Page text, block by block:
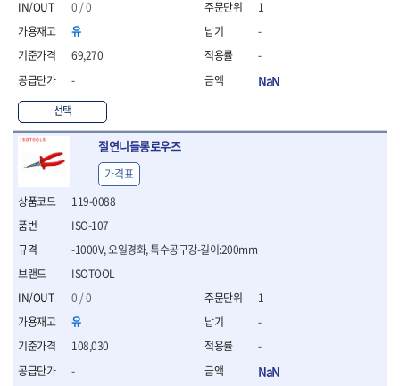
연마용품
- 조줄
- 철공용줄
- 조줄세트
- 판금줄홀더
- 줄
공구함.공구집
- 공구함
- 탑체스터
- 플라스틱이동공구함
- 공구통
- 기타공구
- 헤라
- 케이스
- 수리키트
0 / 0
유
69,270
-
선택
1
-
-
NaN
절연니들롱로우즈
119-0088
ISOTOOL
0 / 0
유
108,030
-
ISO-107
-1000V, 오일경화, 특수공구강-길이:200mm
가격표
1
-
-
NaN